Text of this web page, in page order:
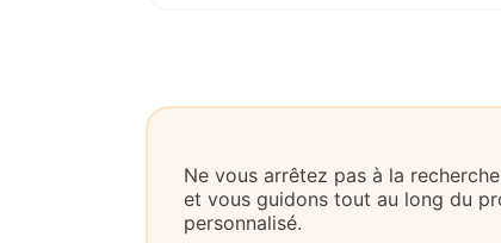
Ne vous arrêtez pas à la
et vous guidons tout au long du
personnalisé.